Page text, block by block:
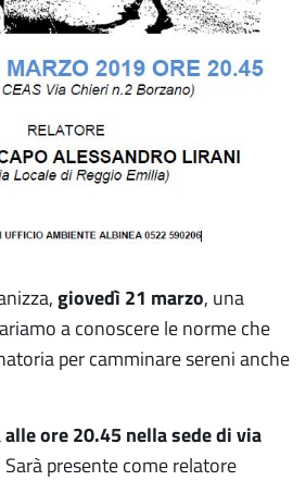
giovedì 21 marzo, una
a conoscere le norme che
per camminare sereni anche
alle ore 20.45 nella sede di via
Sarà presente come relatore